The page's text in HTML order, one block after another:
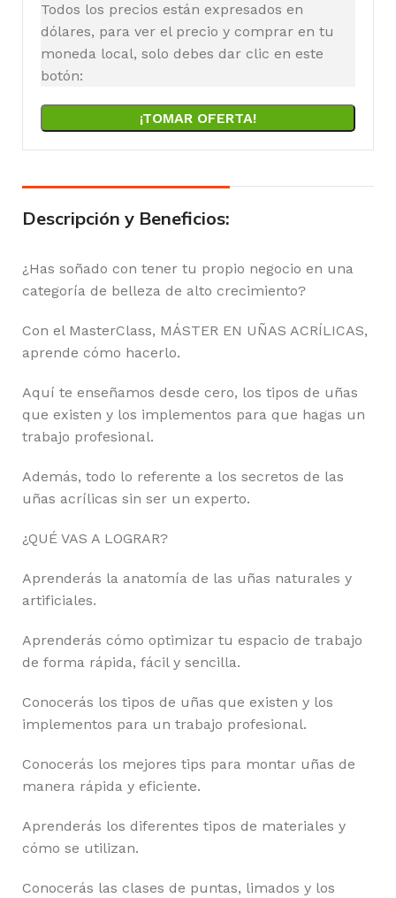
Todos los precios están expresados en
dólares, para ver el precio y comprar en tu
moneda local, solo debes dar clic en este
botón:
¡TOMAR OFERTA!
Descripción y Beneficios:
¿Has soñado con tener tu propio negocio en una
categoría de belleza de alto crecimiento?
Con el MasterClass, MÁSTER EN UÑAS ACRÍLICAS,
aprende cómo hacerlo.
Aquí te enseñamos desde cero, los tipos de uñas
que existen y los implementos para que hagas un
trabajo profesional.
Además, todo lo referente a los secretos de las
uñas acrílicas sin ser un experto.
¿QUÉ VAS A LOGRAR?
Aprenderás la anatomía de las uñas naturales y
artificiales.
Aprenderás cómo optimizar tu espacio de trabajo
de forma rápida, fácil y sencilla.
Conocerás los tipos de uñas que existen y los
implementos para un trabajo profesional.
Conocerás los mejores tips para montar uñas de
manera rápida y eficiente.
Aprenderás los diferentes tipos de materiales y
cómo se utilizan.
Conocerás las clases de puntas, limados y los